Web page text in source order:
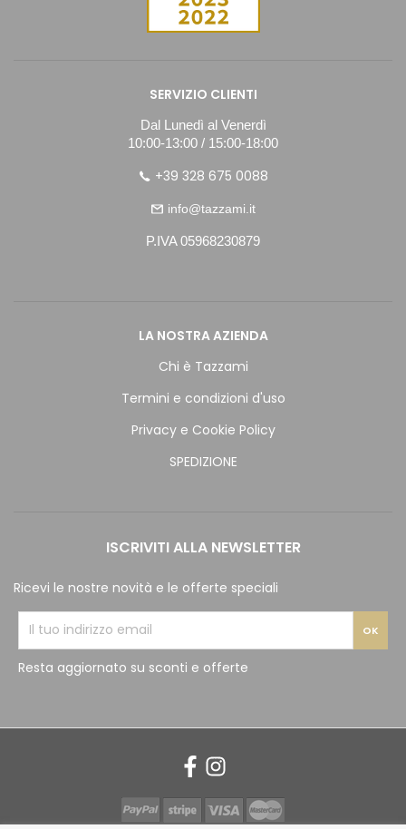
SERVIZIO CLIENTI
Dal Lunedì al Venerdì
10:00-13:00 / 15:00-18:00
+39 328 675 0088
info@tazzami.it
P.IVA 05968230879
LA NOSTRA AZIENDA
Chi è Tazzami
Termini e condizioni d'uso
Privacy e Cookie Policy
SPEDIZIONE
ISCRIVITI ALLA NEWSLETTER
Ricevi le nostre novità e le offerte speciali
Resta aggiornato su sconti e offerte